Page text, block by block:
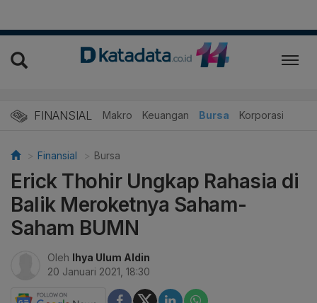
FINANSIAL Makro Keuangan Bursa Korporasi
Finansial Bursa
Erick Thohir Ungkap Rahasia di
Balik Meroketnya Saham-
Saham BUMN
Oleh Ihya Ulum Aldin
20 Januari 2021, 18:30